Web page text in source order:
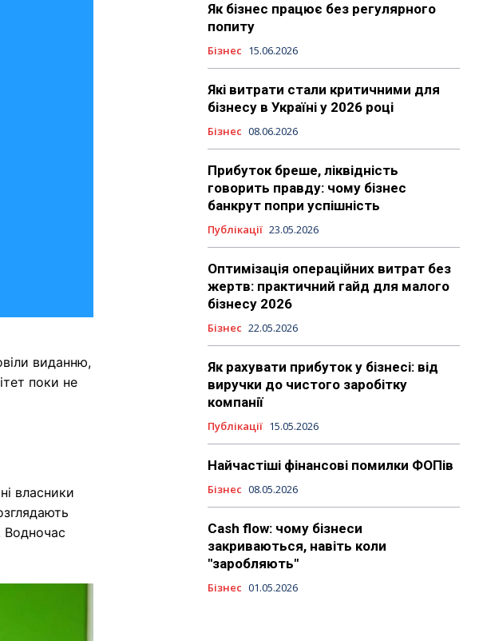
виданню,
поки не
власники
Водночас
Як бізнес працює без регулярного
попиту
Бізнес 15.06.2026
Які витрати стали критичними для
бізнесу в Україні у 2026 році
Бізнес 08.06.2026
Прибуток бреше, ліквідність
говорить правду: чому бізнес
банкрут попри успішність
Публікації 23.05.2026
Оптимізація операційних витрат без
жертв: практичний гайд для малого
бізнесу 2026
Бізнес 22.05.2026
Як рахувати прибуток у бізнесі: від
виручки до чистого заробітку
компанії
Публікації 15.05.2026
Найчастіші фінансові помилки ФОПів
Бізнес 08.05.2026
Cash flow: чому бізнеси
закриваються, навіть коли
"заробляють"
Бізнес 01.05.2026